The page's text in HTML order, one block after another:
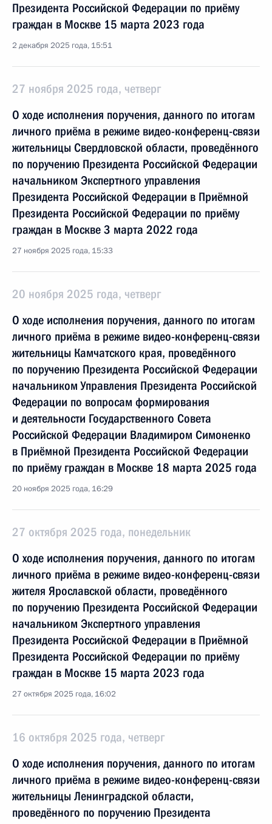
Президента Российской Федерации по приёму
граждан в Москве 15 марта 2023 года
2 декабря 2025 года, 15:51
27 ноября 2025 года, четверг
О ходе исполнения поручения, данного по итогам
личного приёма в режиме видео-конференц-связи
жительницы Свердловской области, проведённого
по поручению Президента Российской Федерации
начальником Экспертного управления
Президента Российской Федерации в Приёмной
Президента Российской Федерации по приёму
граждан в Москве 3 марта 2022 года
27 ноября 2025 года, 15:33
20 ноября 2025 года, четверг
О ходе исполнения поручения, данного по итогам
личного приёма в режиме видео-конференц-связи
жительницы Камчатского края, проведённого
по поручению Президента Российской Федерации
начальником Управления Президента Российской
Федерации по вопросам формирования
и деятельности Государственного Совета
Российской Федерации Владимиром Симоненко
в Приёмной Президента Российской Федерации
по приёму граждан в Москве 18 марта 2025 года
20 ноября 2025 года, 16:29
27 октября 2025 года, понедельник
О ходе исполнения поручения, данного по итогам
личного приёма в режиме видео-конференц-связи
жителя Ярославской области, проведённого
по поручению Президента Российской Федерации
начальником Экспертного управления
Президента Российской Федерации в Приёмной
Президента Российской Федерации по приёму
граждан в Москве 15 марта 2023 года
27 октября 2025 года, 16:02
16 октября 2025 года, четверг
О ходе исполнения поручения, данного по итогам
личного приёма в режиме видео-конференц-связи
жительницы Ленинградской области,
проведённого по поручению Президента